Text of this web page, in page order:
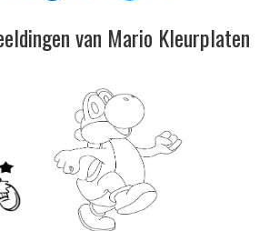
van Mario Kleurplaten